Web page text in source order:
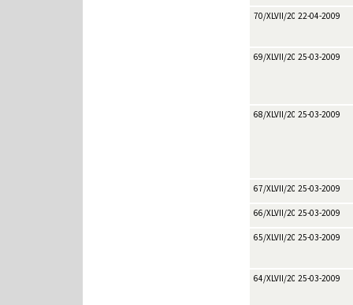
70/XLVII/200922-04-2009
69/XLVII/200925-03-2009
68/XLVII/200925-03-2009
67/XLVII/200925-03-2009
66/XLVII/200925-03-2009
65/XLVII/200925-03-2009
64/XLVII/200925-03-2009